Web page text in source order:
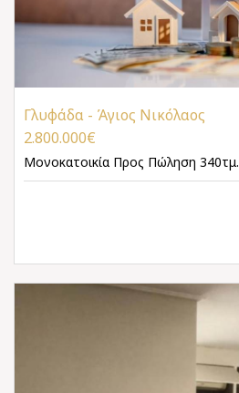
Γλυφάδα - Άγιος Νικόλαος
2.800.000€
Μονοκατοικία Προς Πώληση 340τμ.